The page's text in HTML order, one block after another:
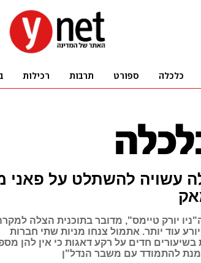
עשויה להשתלט על פאני
ה"ניו יורק טיימס", מדובר בתוכנית הצלה
עוד יותר. אתמול צנחו מניות שתי חברות
חדים על רקע דאגות כי אין להן
מנת להתמודד עם משבר הנדל"ן